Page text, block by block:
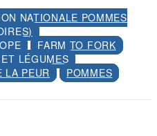
NATIONALE POMMES
FARM TO FORK
LÉGUMES
LA PEUR
POMMES